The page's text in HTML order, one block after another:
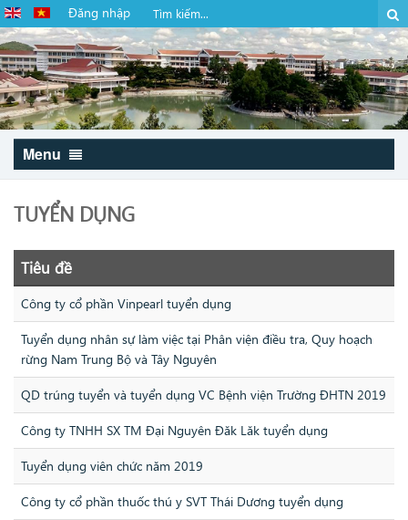
Đăng nhập
Menu
TUYỂN DỤNG
Tiêu đề
Công ty cổ phần Vinpearl tuyển dụng
Tuyển dụng nhân sự làm việc tại Phân viện điều tra, Quy hoạch
rừng Nam Trung Bộ và Tây Nguyên
QD trúng tuyển và tuyển dụng VC Bệnh viện Trường ĐHTN 2019
Công ty TNHH SX TM Đại Nguyên Đăk Lăk tuyển dụng
Tuyển dụng viên chức năm 2019
Công ty cổ phần thuốc thú y SVT Thái Dương tuyển dụng